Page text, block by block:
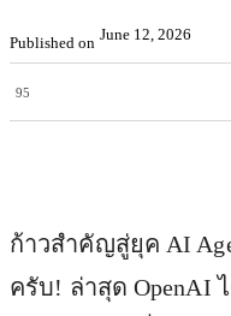
Published on June 12, 2026
95
ก้าวสำคัญสู่ยุค AI
ครับ! ล่าสุด OpenAI